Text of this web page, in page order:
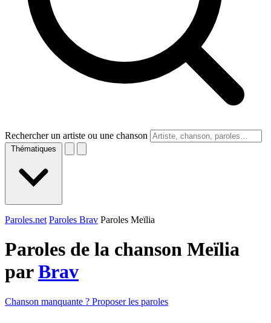
Rechercher un artiste ou une chanson
Thématiques
Paroles.net Paroles Brav Paroles Meïlia
Paroles de la chanson Meïlia
parBrav
Chanson manquante ? Proposer les paroles